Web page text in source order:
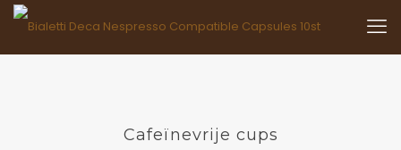
Cafeïnevrije cups